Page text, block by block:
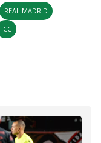
REAL MADRID
ICC